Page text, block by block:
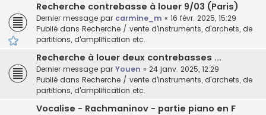
Recherche contrebasse à louer 9/03 (Paris)
Dernier message par carmine_m « 16 févr. 2025, 15:29
Publié dans Recherche / vente d'instruments, d'archets, de
partitions, d'amplification etc.
Recherche à louer deux contrebasses ...
Dernier message par Youen « 24 janv. 2025, 12:29
Publié dans Recherche / vente d'instruments, d'archets, de
partitions, d'amplification etc.
Vocalise - Rachmaninov - partie piano en F